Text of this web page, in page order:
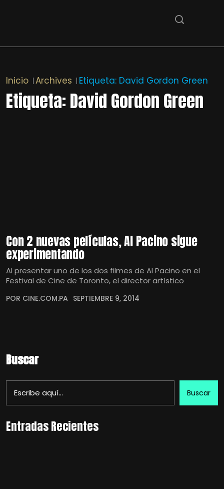
Inicio Archives Etiqueta: David Gordon Green
Etiqueta:David Gordon Green
Con 2 nuevas películas, Al Pacino sigue
experimentando
Al presentar uno de los dos filmes de Al Pacino en el
Festival de Cine de Toronto, el director artístico
POR CINE.COM.PA SEPTIEMBRE 9, 2014
Buscar
Buscar
Entradas Recientes